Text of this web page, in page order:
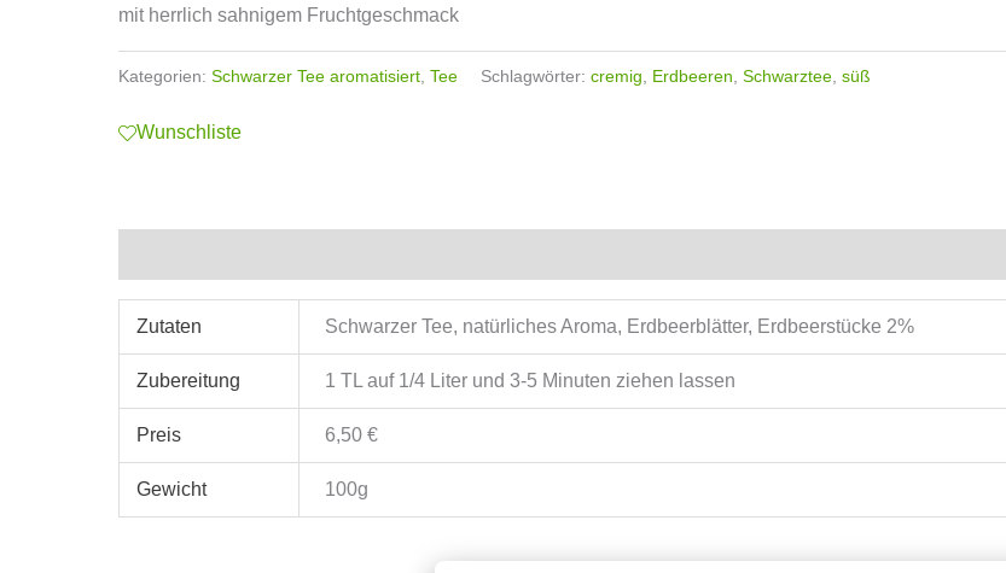
mit herrlich sahnigem Fruchtgeschmack
Kategorien:Schwarzer Tee aromatisiert ,Tee Schlagwörter:cremig Erdbeeren ,Schwarztee ,süß
Wunschliste
Zutaten Schwarzer Tee, natürliches Aroma, Erdbeerblätter, Erdbeerstücke 2%
Zubereitung 1 TL auf 1/4 Liter und 3-5 Minuten ziehen lassen
Preis 6,50 €
Gewicht 100g